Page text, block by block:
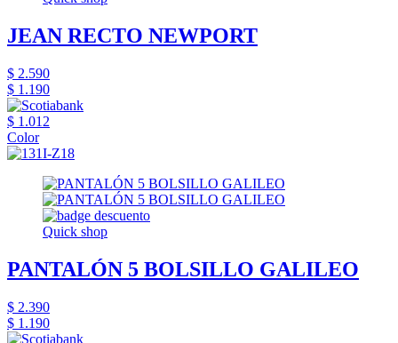
JEAN RECTO NEWPORT
$ 2.590
$ 1.190
$ 1.012
Color
Quick shop
PANTALÓN 5 BOLSILLO GALILEO
$ 2.390
$ 1.190